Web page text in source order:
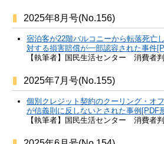
2025年8月号(No.156)
宿泊客が22階バルコニーから転落死亡
対する損害賠償が一部認容された事件
【執筆者】国民生活センター 消費者
2025年7月号(No.155)
個別クレジット契約のクーリング・オ
が信義則に反しないとされた事例[PDF
【執筆者】国民生活センター 消費者